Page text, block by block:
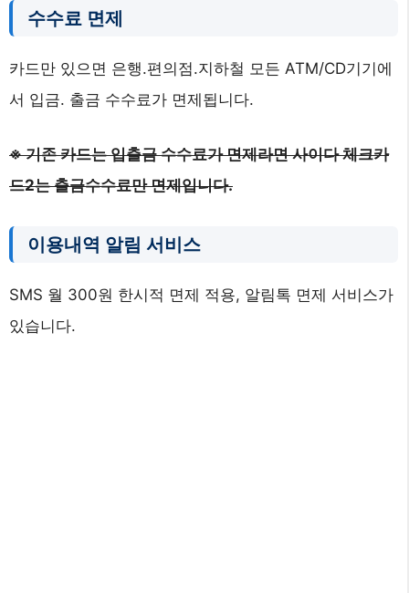
수수료 면제
카드만 있으면 은행.편의점.지하철 모든 ATM/CD기기에
서 입금. 출금 수수료가 면제됩니다.
※ 기존 카드는 입출금 수수료가 면제라면 사이다 체크카
드2는 출금수수료만 면제입니다.
이용내역 알림 서비스
SMS 월 300원 한시적 면제 적용, 알림톡 면제 서비스가
있습니다.